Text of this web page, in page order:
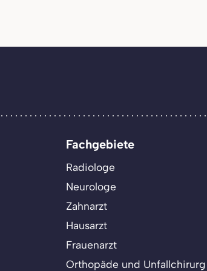
Fachgebiete
Radiologe
Neurologe
Zahnarzt
Hausarzt
Frauenarzt
Orthopäde und Unfallchirurg